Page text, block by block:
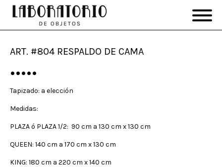
ART. #804 RESPALDO DE CAMA
•••••
Tapizado: a elección
Medidas:
PLAZA ó PLAZA 1/2: 90 cm a 130 cm x 130 cm
QUEEN: 140 cm a 170 cm x 130 cm
KING: 180 cm a 220 cm x 140 cm